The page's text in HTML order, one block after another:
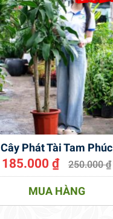
Cây Phát Tài Tam Phúc
185.000₫ 250.000₫
MUA HÀNG